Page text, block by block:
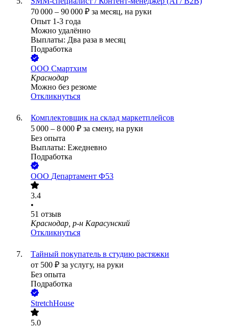
70 000 – 90 000 ₽ за месяц, на руки
Опыт 1-3 года
Можно удалённо
Выплаты: Два раза в месяц
Подработка
ООО Смартхим
Краснодар
Можно без резюме
Откликнуться
Комплектовщик на склад маркетплейсов
5 000 – 8 000 ₽ за смену, на руки
Без опыта
Выплаты: Ежедневно
Подработка
ООО Департамент Ф53
3.4
•
51 отзыв
Краснодар, р-н Карасунский
Откликнуться
Тайный покупатель в студию растяжки
от 500 ₽ за услугу, на руки
Без опыта
Подработка
StretchHouse
5.0